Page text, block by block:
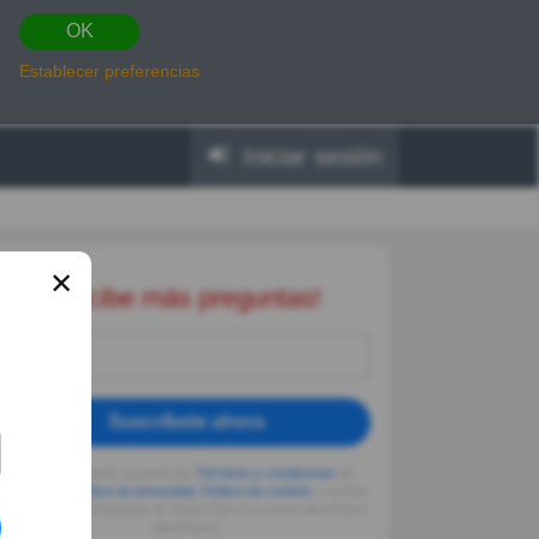
OK
Establecer preferencias
Iniciar sesión
Recibe más preguntas!
Suscríbete ahora
Política de privacidad
✕